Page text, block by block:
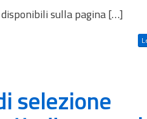
sulla pagina […]
selezione